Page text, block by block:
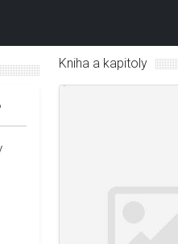
Kniha a kapitoly